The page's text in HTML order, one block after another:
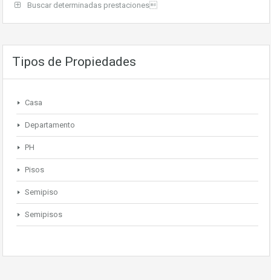
Buscar determinadas prestaciones
Tipos de Propiedades
Casa
Departamento
PH
Pisos
Semipiso
Semipisos